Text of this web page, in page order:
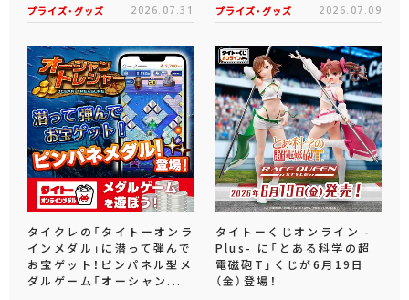
プライズ・グッズ 2026.07.31 プライズ・グッズ 2026.07.09
タイクレの「タイトーオンラ
インメダル」に潜って弾んで
お宝ゲット！ピンパネル型メ
ダルゲーム「オーシャン...
タイトーくじオンライン -
Plus- に「とある科学の超
電磁砲T」くじが6月19日
（金）登場！